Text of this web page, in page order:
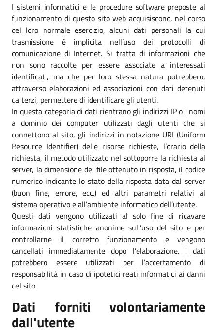
I sistemi informatici e le procedure software preposte al
funzionamento di questo sito web acquisiscono, nel corso
del loro normale esercizio, alcuni dati personali la cui
trasmissione è implicita nell’uso dei protocolli di
comunicazione di Internet. Si tratta di informazioni che
non sono raccolte per essere associate a interessati
identificati, ma che per loro stessa natura potrebbero,
attraverso elaborazioni ed associazioni con dati detenuti
da terzi, permettere di identificare gli utenti.
In questa categoria di dati rientrano gli indirizzi IP o i nomi
a dominio dei computer utilizzati dagli utenti che si
connettono al sito, gli indirizzi in notazione URI (Uniform
Resource Identifier) delle risorse richieste, l’orario della
richiesta, il metodo utilizzato nel sottoporre la richiesta al
server, la dimensione del file ottenuto in risposta, il codice
numerico indicante lo stato della risposta data dal server
(buon fine, errore, ecc.) ed altri parametri relativi al
sistema operativo e all’ambiente informatico dell’utente.
Questi dati vengono utilizzati al solo fine di ricavare
informazioni statistiche anonime sull’uso del sito e per
controllarne il corretto funzionamento e vengono
cancellati immediatamente dopo l’elaborazione. I dati
potrebbero essere utilizzati per l’accertamento di
responsabilità in caso di ipotetici reati informatici ai danni
del sito.
Dati forniti volontariamente
dall'utente